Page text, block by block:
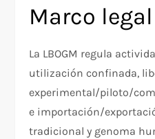
Marco
La LBOGM regula
utilización confinada,
experimental/piloto/
e importación/
tradicional y genoma